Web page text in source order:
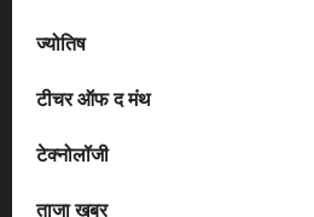
ज्योतिष
टीचर ऑफ द मंथ
टेक्नोलॉजी
ताजा खबर